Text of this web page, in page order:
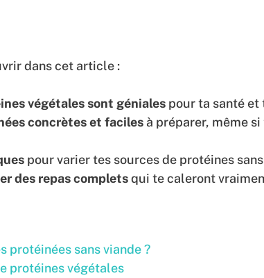
dans cet article :
végétales sont géniales pour ta santé
concrètes et faciles à préparer, même
pour varier tes sources de protéines
des repas completsqui te caleront
protéinées sans viande ?
protéines végétales